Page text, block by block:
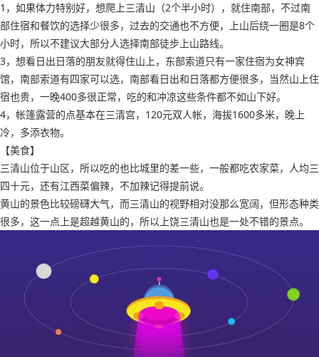
1，如果体力特别好，想爬上三清山（2个半小时），就住南部，不过南
部住宿和餐饮的选择少很多，过去的交通也不方便，上山后绕一圈是8个
小时，所以不建议大部分人选择南部徒步上山路线。
3，想看日出日落的朋友就得住山上，东部索道只有一家住宿为女神宾
馆，南部索道有四家可以选，南部看日出和日落都方便很多，当然山上住
宿也贵，一晚400多很正常，吃的和冲凉这些条件都不如山下好。
4，帐篷露营的点基本在三清宫，120元双人帐，海拔1600多米，晚上
冷，多添衣物。
【美食】
三清山位于山区，所以吃的也比城里的差一些，一般都吃农家菜，人均三
四十元，还有江西菜偏辣，不加辣记得提前说。
黄山的景色比较磅礴大气，而三清山的视野相对没那么宽阔，但形态种类
很多，这一点上是超越黄山的，所以上饶三清山也是一处不错的景点。